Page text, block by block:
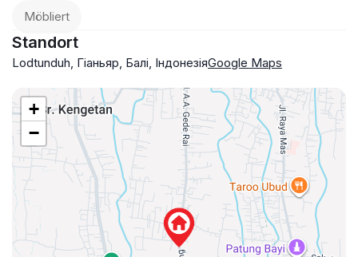
Möbliert
Standort
Lodtunduh, Гіаньяр, Балі, ІндонезіяGoogle Maps
+
−